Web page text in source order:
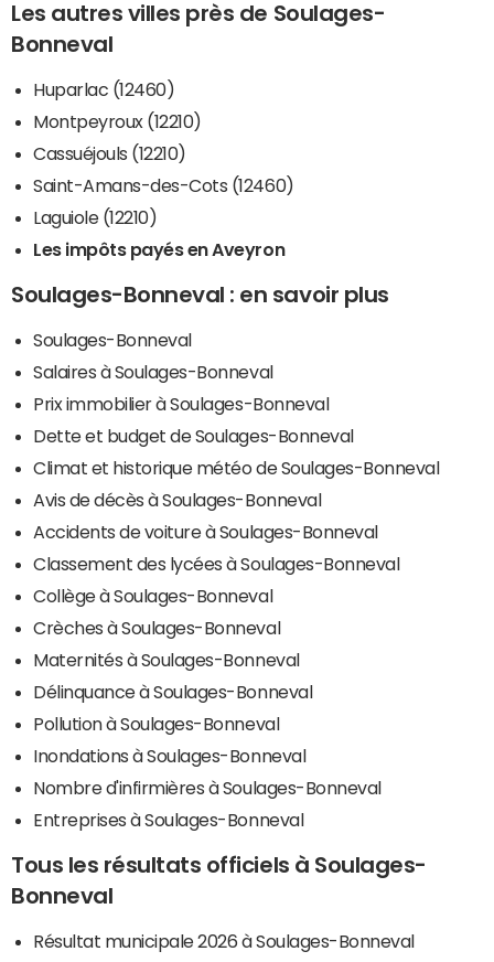
Les autres villes près de Soulages-
Bonneval
Huparlac (12460)
Montpeyroux (12210)
Cassuéjouls (12210)
Saint-Amans-des-Cots (12460)
Laguiole (12210)
Les impôts payés en Aveyron
Soulages-Bonneval : en savoir plus
Soulages-Bonneval
Salaires à Soulages-Bonneval
Prix immobilier à Soulages-Bonneval
Dette et budget de Soulages-Bonneval
Climat et historique météo de Soulages-Bonneval
Avis de décès à Soulages-Bonneval
Accidents de voiture à Soulages-Bonneval
Classement des lycées à Soulages-Bonneval
Collège à Soulages-Bonneval
Crèches à Soulages-Bonneval
Maternités à Soulages-Bonneval
Délinquance à Soulages-Bonneval
Pollution à Soulages-Bonneval
Inondations à Soulages-Bonneval
Nombre d'infirmières à Soulages-Bonneval
Entreprises à Soulages-Bonneval
Tous les résultats officiels à Soulages-
Bonneval
Résultat municipale 2026 à Soulages-Bonneval